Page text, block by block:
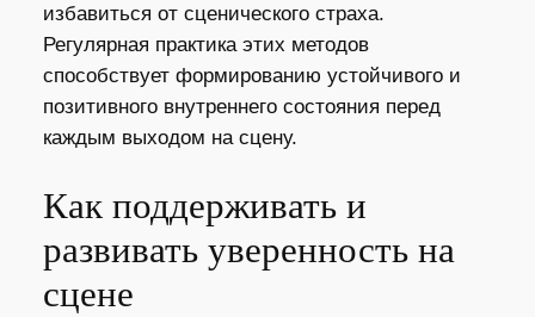
избавиться от сценического страха.
Регулярная практика этих методов
способствует формированию устойчивого и
позитивного внутреннего состояния перед
каждым выходом на сцену.
Как поддерживать и
развивать уверенность на
сцене